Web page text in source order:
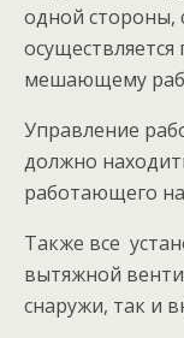
одной стороны,
мешающему
Управление
должно
работающего на
Также все
вытяжной
снаружи, так и